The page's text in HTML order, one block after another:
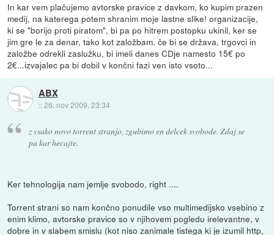
In kar vem plačujemo avtorske pravice z davkom, ko kupim prazen
medij, na katerega potem shranim moje lastne slike! organizacije,
ki se "borijo proti piratom", bi pa po hitrem postopku ukinil, ker se
jim gre le za denar, tako kot založbam. če bi se država, trgovci in
založbe odrekli zaslužku, bi imeli danes CDje namesto 15€ po
2€...izvajalec pa bi dobil v končni fazi ven isto vsoto...
ABX
::26. nov 2009, 23:34
z vsako novo torrent stranjo, zgubimo en delcek svobode. Zdaj se
pa kar hecajte.
Ker tehnologija nam jemlje svobodo, right ....
Torrent strani so nam končno ponudile vso multimedijsko vsebino z
enim klimo, avtorske pravice so v njihovem pogledu irelevantne, v
dobre in v slabem smislu (kot niso zanimale tistega ki je izumil http,